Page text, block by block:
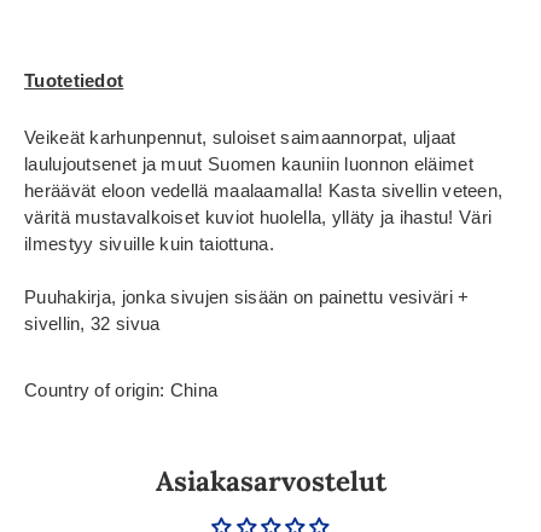
Tuotetiedot
Veikeät karhunpennut, suloiset saimaannorpat, uljaat
laulujoutsenet ja muut Suomen kauniin luonnon eläimet
heräävät eloon vedellä maalaamalla! Kasta sivellin veteen,
väritä mustavalkoiset kuviot huolella, ylläty ja ihastu! Väri
ilmestyy sivuille kuin taiottuna.
Puuhakirja, jonka sivujen sisään on painettu vesiväri +
sivellin, 32 sivua
Country of origin: China
Asiakasarvostelut